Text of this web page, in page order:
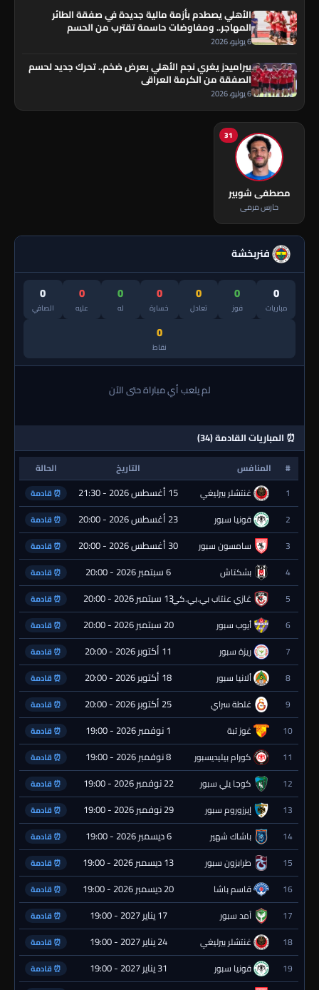
الأهلي يصطدم بأزمة مالية جديدة في صفقة الطائر
المهاجر.. ومفاوضات حاسمة تقترب من الحسم
6 يوليو، 2026
بيراميدز يغري نجم الأهلي بعرض ضخم.. تحرك جديد لحسم
الصفقة من الكرمة العراقي
6 يوليو، 2026
31
مصطفى شوبير
حارس مرمى
فنربخشة
0
مباريات
0
فوز
0
تعادل
0
خسارة
0
له
0
عليه
0
الصافي
0
نقاط
لم يلعب أي مباراة حتى الآن
⏰ المباريات القادمة (34)
# المنافس التاريخ
الحالة
1
غنتشلر بيرليغي 15 أغسطس 2026 - 21:30 ⏰ قادمة
2 قونيا سبور 23 أغسطس 2026 - 20:00 ⏰ قادمة
3 سامسون سبور 30 أغسطس 2026 - 20:00 ⏰ قادمة
4 بشكتاش 6 سبتمبر 2026 - 20:00 ⏰ قادمة
5 غازي عنتاب بي.بي.كي.13 سبتمبر 2026 - 20:00 ⏰ قادمة
6 أيوب سبور 20 سبتمبر 2026 - 20:00 ⏰ قادمة
7 ريزة سبور 11 أكتوبر 2026 - 20:00 ⏰ قادمة
8 ألانيا سبور 18 أكتوبر 2026 - 20:00 ⏰ قادمة
9 غلطة سراي 25 أكتوبر 2026 - 20:00 ⏰ قادمة
10 غوز تبة 1 نوفمبر 2026 - 19:00 ⏰ قادمة
11 كورام بيليديسبور 8 نوفمبر 2026 - 19:00 ⏰ قادمة
12 كوجا يلي سبور 22 نوفمبر 2026 - 19:00 ⏰ قادمة
13 إيرزوروم سبور 29 نوفمبر 2026 - 19:00 ⏰ قادمة
14 باشاك شهير 6 ديسمبر 2026 - 19:00 ⏰ قادمة
15 طرابزون سبور 13 ديسمبر 2026 - 19:00 ⏰ قادمة
16 قاسم باشا 20 ديسمبر 2026 - 19:00 ⏰ قادمة
17 آمد سبور 17 يناير 2027 - 19:00 ⏰ قادمة
18 غنتشلر بيرليغي 24 يناير 2027 - 19:00 ⏰ قادمة
19 قونيا سبور 31 يناير 2027 - 19:00 ⏰ قادمة